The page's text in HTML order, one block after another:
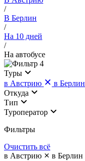
/
В Берлин
/
На 10 дней
/
На автобусе
4
Туры
в Австрию
в Берлин
Откуда
Тип
Туроператор
Фильтры
Очистить всё
в Австрию
в Берлин